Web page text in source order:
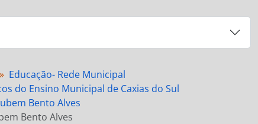
Educação- Rede Municipal
do Ensino Municipal de Caxias do Sul
Bento Alves
Bento Alves